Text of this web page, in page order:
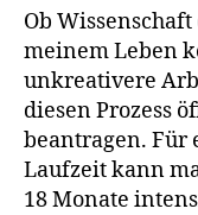
Ob
meinem Leben
unkreativere
diesen Prozess
beantragen. Für
Laufzeit kann
18 Monate